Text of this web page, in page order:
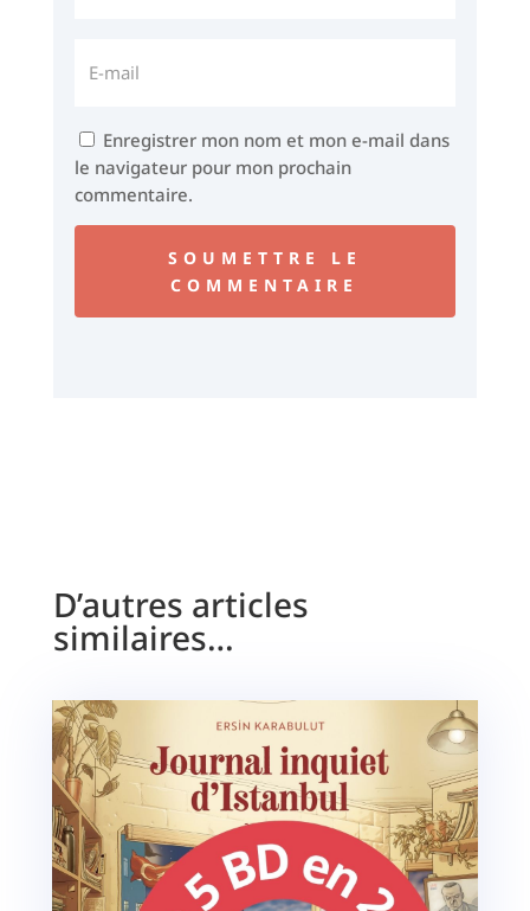
Enregistrer mon nom et mon e-mail dans
le navigateur pour mon prochain
commentaire.
SOUMETTRE LE
COMMENTAIRE
D’autres articles
similaires…